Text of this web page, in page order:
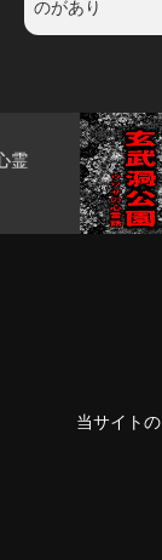
のがあり
当サイト